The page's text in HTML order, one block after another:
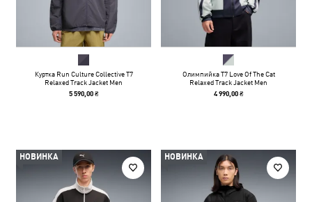
Куртка Run Culture Collective T7
Relaxed Track Jacket Men
5 590,00 ₴
Олимпийка T7 Love Of The Cat
Relaxed Track Jacket Men
4 990,00 ₴
НОВИНКА НОВИНКА